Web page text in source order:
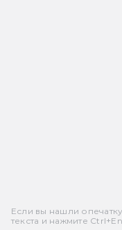
Если вы нашли
текста и нажмите